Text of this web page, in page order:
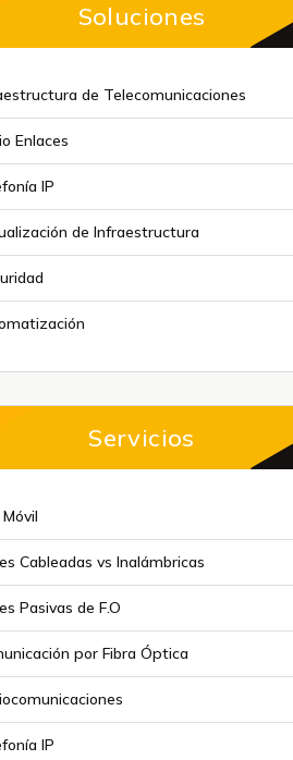
Soluciones
de Telecomunicaciones
Enlaces
IP
de Infraestructura
Servicios
Cableadas vs Inalámbricas
Pasivas de F.O
por Fibra Óptica
IP